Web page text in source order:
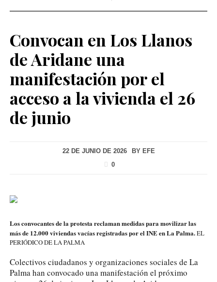
Convocan en Los Llanos
de Aridane una
manifestación por el
acceso a la vivienda el 26
de junio
22 DE JUNIO DE 2026 BY EFE
0
Los convocantes de la protesta reclaman medidas para movilizar las
más de 12.000 viviendas vacías registradas por el INE en La Palma.EL
PERIÓDICO DE LA PALMA
Colectivos ciudadanos y organizaciones sociales de La
Palma han convocado una manifestación el próximo